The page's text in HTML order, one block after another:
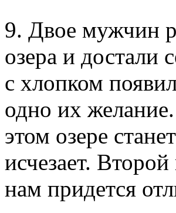
9. Двое мужчин
озера и достали
с хлопком
одно их
этом озере
исчезает.
нам придется